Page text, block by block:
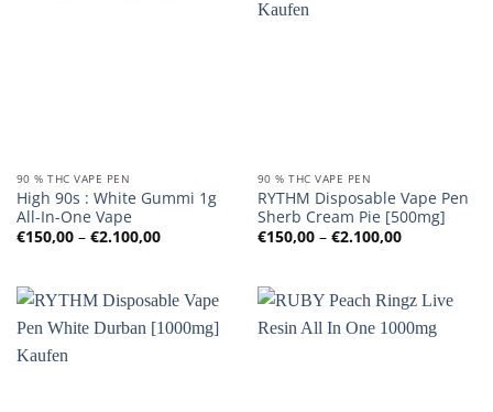
90 % THC VAPE PEN
High 90s : White Gummi 1g
All-In-One Vape
€150,00 – €2.100,00Preisspanne:
€150,00
90 % THC VAPE PEN
RYTHM Disposable Vape Pen
Sherb Cream Pie [500mg]
€150,00 – €2.100,00
€150,00